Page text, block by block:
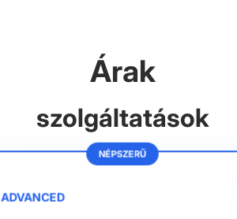
Árak
szolgáltatások
NÉPSZERŰ
ADVANCED